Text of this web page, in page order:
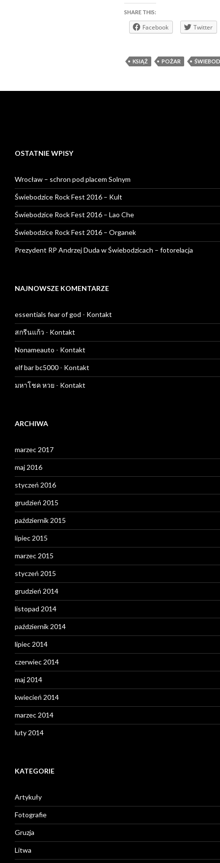
SHARE THIS:
Facebook Twitter
KSIĄŻ POŻAR
OSTATNIE WPISY
Wrocław – schron pod placem Solnym
Świebodzice Rock Fest 2016 – Kult
Świebodzice Rock Fest 2016 – Lao Che
Świebodzice Rock Fest 2016 – Organek
Prezydent RP Andrzej Duda w Świebodzicach – fotorelacja
NAJNOWSZE KOMENTARZE
essentials fear of god - Kontakt
สกรีนแก้ว - Kontakt
Nonameauto - Kontakt
elf bar bc5000 - Kontakt
มหาโชค หวย - Kontakt
ARCHIWA
marzec 2017
maj 2016
styczeń 2016
grudzień 2015
październik 2015
lipiec 2015
marzec 2015
styczeń 2015
grudzień 2014
listopad 2014
październik 2014
lipiec 2014
czerwiec 2014
maj 2014
kwiecień 2014
marzec 2014
luty 2014
KATEGORIE
Artykuły
Fotografie
Gruzja
Litwa